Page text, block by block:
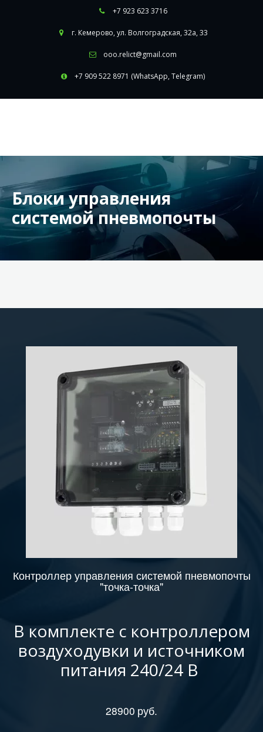
+7 923 623 3716
г. Кемерово,ул. Волгоградская, 32а, 33
ooo.relict@gmail.com
+7 909 522 8971 (WhatsApp, Telegram)
Блоки управления
системой пневмопочты
Контроллер управления системой пневмопочты
"точка-точка"
В комплекте с контроллером
воздуходувки и источником
питания 240/24 В
28900 руб.